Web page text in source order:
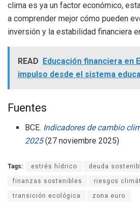
clima es ya un factor económico,
a comprender mejor cómo pueden
inversión y la estabilidad financiera
READ Educación financiera en
impulso desde el sistema
Fuentes
BCE. Indicadores de cambio
2025(27 noviembre 2025)
Tags: estrés hídrico deuda
finanzas sostenibles riesgos
transición ecológica zona euro